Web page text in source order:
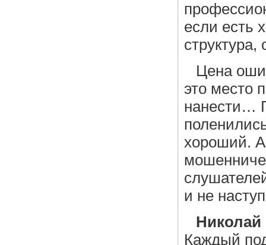
если есть
структура,
Цена
это место
нанести…
хороший. А
и не
Каждый